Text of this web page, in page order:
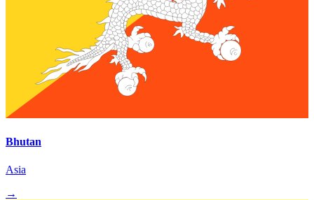
Bhutan
Asia
→